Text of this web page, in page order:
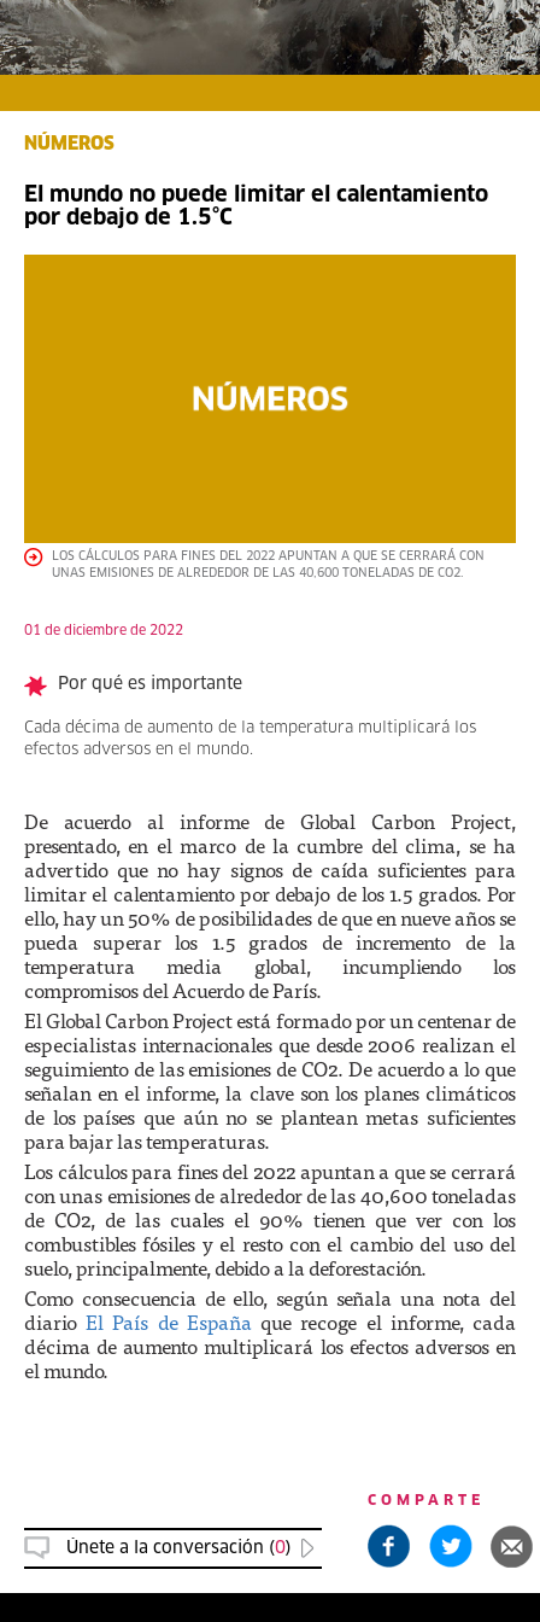
NÚMEROS
El mundo no puede limitar el calentamiento
por debajo de 1.5°C
LOS CÁLCULOS PARA FINES DEL 2022 APUNTAN A QUE SE CERRARÁ CON
UNAS EMISIONES DE ALREDEDOR DE LAS 40,600 TONELADAS DE CO2.
01 de diciembre de 2022
Por qué es importante
Cada décima de aumento de la temperatura multiplicará los
efectos adversos en el mundo.
De acuerdo al informe de Global Carbon Project,
presentado, en el marco de la cumbre del clima, se ha
advertido que no hay signos de caída suficientes para
limitar el calentamiento por debajo de los 1.5 grados. Por
ello, hay un 50% de posibilidades de que en nueve años se
pueda superar los 1.5 grados de incremento de la
temperatura media global, incumpliendo los
compromisos del Acuerdo de París.
El Global Carbon Project está formado por un centenar de
especialistas internacionales que desde 2006 realizan el
seguimiento de las emisiones de CO2. De acuerdo a lo que
señalan en el informe, la clave son los planes climáticos
de los países que aún no se plantean metas suficientes
para bajar las temperaturas.
Los cálculos para fines del 2022 apuntan a que se cerrará
con unas emisiones de alrededor de las 40,600 toneladas
de CO2, de las cuales el 90% tienen que ver con los
combustibles fósiles y el resto con el cambio del uso del
suelo, principalmente, debido a la deforestación.
Como consecuencia de ello, según señala una nota del
diarioEl País de Españaque recoge el informe, cada
décima de aumento multiplicará los efectos adversos en
el mundo.
Únete a la conversación (0)
COMPARTE